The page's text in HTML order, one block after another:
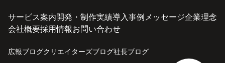
サービス案内開発・制作実績導入事例メッセージ企業理念
会社概要採用情報お問い合わせ
広報ブログクリエイターズブログ社長ブログ